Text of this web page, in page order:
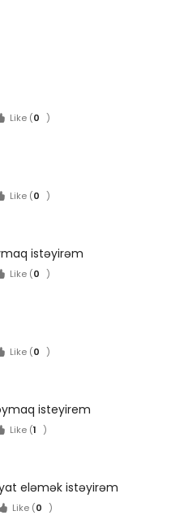
Like (0 )
Like (0 )
istəyirəm
Like (0 )
Like (0 )
isteyirem
Like (1 )
eləmək istəyirəm
Like (0 )